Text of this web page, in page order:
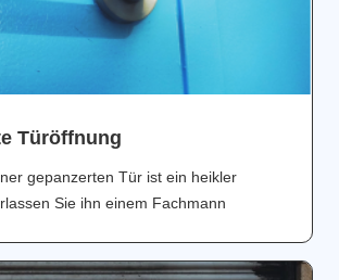
Türöffnung
gepanzerten Tür ist ein heikler
Sie ihn einem Fachmann